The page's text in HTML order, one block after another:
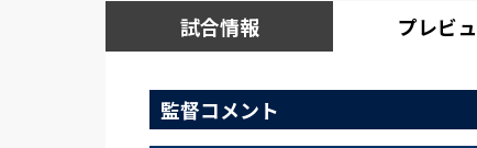
試合情報 プレビ
監督コメント